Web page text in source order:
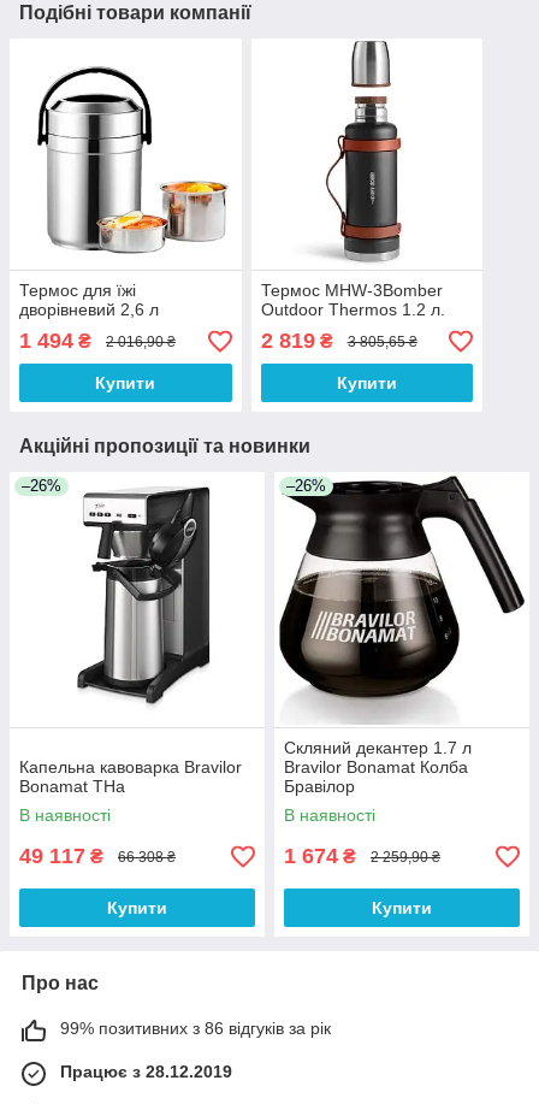
Подібні товари компанії
Термос для їжі
дворівневий 2,6 л
1 494 ₴ 2 016,90 ₴
Купити
Термос MHW-3Bomber
Outdoor Thermos 1.2 л.
2 819₴ 3 805,65 ₴
Купити
Акційні пропозиції та новинки
–26%
Капельна кавоварка Bravilor
Bonamat THa
В наявності
49 117 ₴ 66 308 ₴
Купити
–26%
Скляний декантер 1.7 л
Bravilor Bonamat Колба
Бравілор
В наявності
1 674 ₴ 2 259,90 ₴
Купити
Про нас
99% позитивних з 86 відгуків за рік
Працює з 28.12.2019